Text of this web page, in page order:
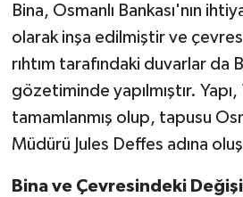
Bina, Osmanlı Bankası'nın
olarak inşa edilmiştir ve
rıhtım tarafındaki duvarlar da
gözetiminde yapılmıştır. Yapı,
tamamlanmış olup, tapusu
Müdürü Jules Deffes adına
Bina ve Çevresindeki